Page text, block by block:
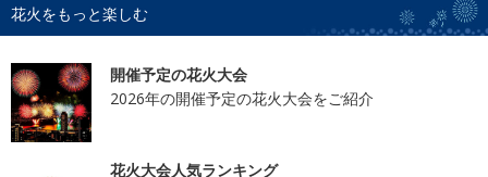
花火をもっと楽しむ
開催予定の花火大会
2026年の開催予定の花火大会をご紹介
花火大会人気ランキング